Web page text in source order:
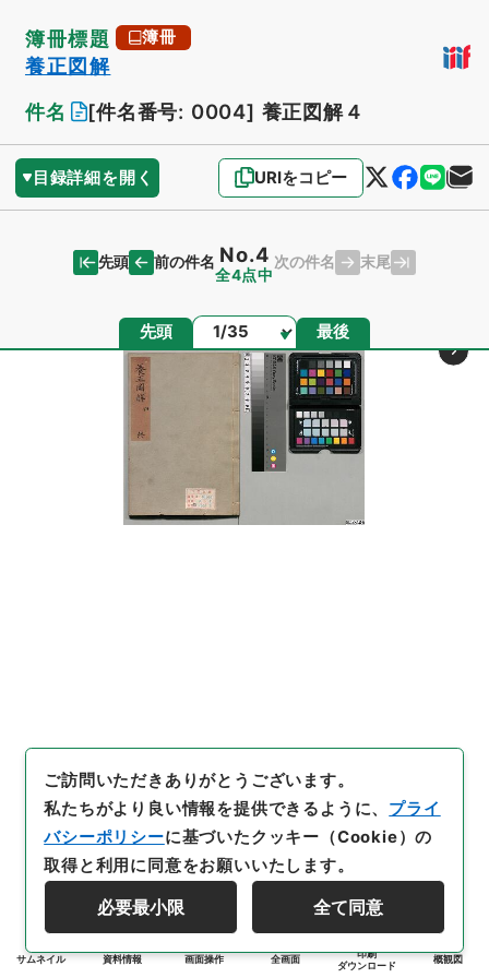
簿冊標題 簿冊
養正図解
件名
[件名番号: 0004] 養正図解４
目録詳細を開く URIをコピー
先頭 前の件名 No.4
全4点中
次の件名 末尾
先頭 ページ 最後
サムネイル 資料情報 画面操作 全画面
印刷
ダウンロード
概観図
ご訪問いただきありがとうございます。
私たちがより良い情報を提供できるように、 プライ
バシーポリシーに基づいたクッキー（Cookie）の
取得と利用に同意をお願いいたします。
必要最小限 全て同意